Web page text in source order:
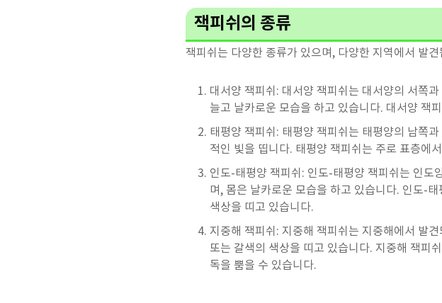
잭피쉬의 종류
잭피쉬는 다양한 종류가 있으며, 다양한 지역에서 발견
대서양 잭피쉬: 대서양 잭피쉬는 대서양의 서쪽
늘고 날카로운 모습을 하고 있습니다. 대서양 잭
태평양 잭피쉬: 태평양 잭피쉬는 태평양의 남쪽
적인 빛을 띱니다. 태평양 잭피쉬는 주로 표층에
인도-태평양 잭피쉬: 인도-태평양 잭피쉬는 인도
며, 몸은 날카로운 모습을 하고 있습니다. 인도-
색상을 띠고 있습니다.
지중해 잭피쉬: 지중해 잭피쉬는 지중해에서 발
또는 갈색의 색상을 띠고 있습니다. 지중해 잭피
독을 뿜을 수 있습니다.